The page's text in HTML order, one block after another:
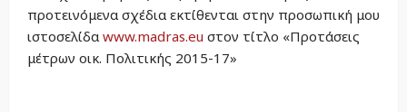
προτεινόμενα σχέδια εκτίθενται στην προσωπική μου
ιστοσελίδαwww.madras.eu στον τίτλο «Προτάσεις
μέτρων οικ. Πολιτικής 2015-17»